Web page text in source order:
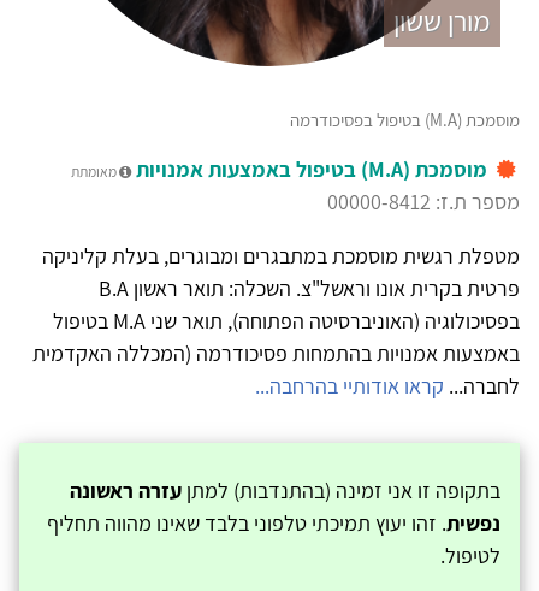
מורן ששון
מוסמכת (M.A) בטיפול בפסיכודרמה
מוסמכת (M.A) בטיפול באמצעות אמנויות מאומתת
מספר ת.ז: 00000-8412
מטפלת רגשית מוסמכת במתבגרים ומבוגרים, בעלת קליניקה
פרטית בקרית אונו וראשל"צ. השכלה: תואר ראשון B.A
בפסיכולוגיה (האוניברסיטה הפתוחה), תואר שני M.A בטיפול
באמצעות אמנויות בהתמחות פסיכודרמה (המכללה האקדמית
לחברה... קראו אודותיי בהרחבה...
בתקופה זו אני זמינה (בהתנדבות) למתן עזרה ראשונה
נפשית. זהו יעוץ תמיכתי טלפוני בלבד שאינו מהווה תחליף
לטיפול.